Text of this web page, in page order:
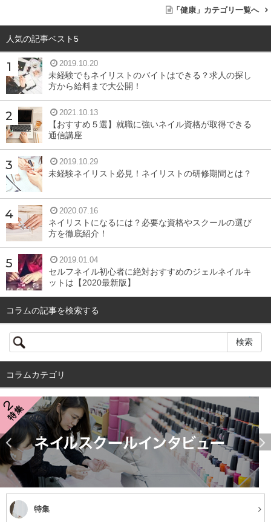
「健康」カテゴリ一覧へ
人気の記事ベスト5
2019.10.20
未経験でもネイリストのバイトはできる？求人の探し
方から給料まで大公開！
2021.10.13
【おすすめ５選】就職に強いネイル資格が取得できる
通信講座
2019.10.29
未経験ネイリスト必見！ネイリストの研修期間とは？
2020.07.16
ネイリストになるには？必要な資格やスクールの選び
方を徹底紹介！
2019.01.04
セルフネイル初心者に絶対おすすめのジェルネイルキ
ットは【2020最新版】
コラムの記事を検索する
コラムカテゴリ
特集